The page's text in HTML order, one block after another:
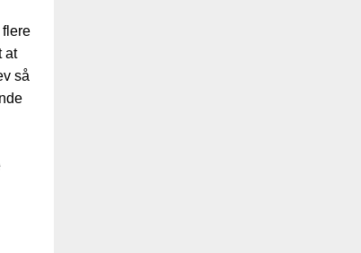
flere
at
så